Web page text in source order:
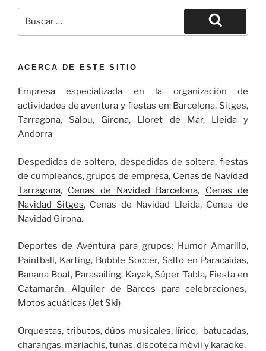
ACERCA DE ESTE SITIO
Empresa especializada en la organización de
actividades de aventura y fiestas en: Barcelona, Sitges,
Tarragona, Salou, Girona, Lloret de Mar, Lleida y
Andorra
Despedidas de soltero, despedidas de soltera, fiestas
de cumpleaños, grupos de empresa, Cenas de Navidad
Tarragona, Cenas de Navidad Barcelona, Cenas de
Navidad Sitges, Cenas de Navidad Lleida, Cenas de
Navidad Girona.
Deportes de Aventura para grupos: Humor Amarillo,
Paintball, Karting, Bubble Soccer, Salto en Paracaídas,
Banana Boat, Parasailing, Kayak, Súper Tabla, Fiesta en
Catamarán, Alquiler de Barcos para celebraciones,
Motos acuáticas (Jet Ski)
Orquestas, tributos, dúos musicales, lírico, batucadas,
charangas, mariachis, tunas, discoteca móvil y karaoke.